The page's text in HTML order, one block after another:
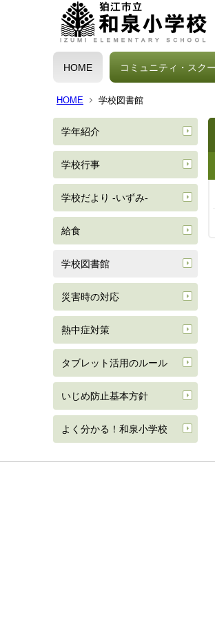
HOME コミュニティ・スク
HOME 学校図書館
学年紹介
学校行事
学校だより -いずみ-
給食
学校図書館
災害時の対応
熱中症対策
タブレット活用のルール
いじめ防止基本方針
よく分かる！和泉小学校